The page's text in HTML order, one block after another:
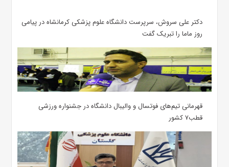
دکتر علی سروش، سرپرست دانشگاه علوم پزشکی کرمانشاه در پیامی
روز ماما را تبریک گفت
قهرمانی تیم‌های فوتسال و والیبال دانشگاه در جشنواره ورزشی
قطب۷ کشور